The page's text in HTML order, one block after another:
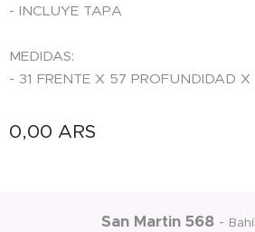
- INCLUYE TAPA
MEDIDAS:
- 31 FRENTE X 57 PROFUNDIDAD
0,00 ARS
San Martin 568-